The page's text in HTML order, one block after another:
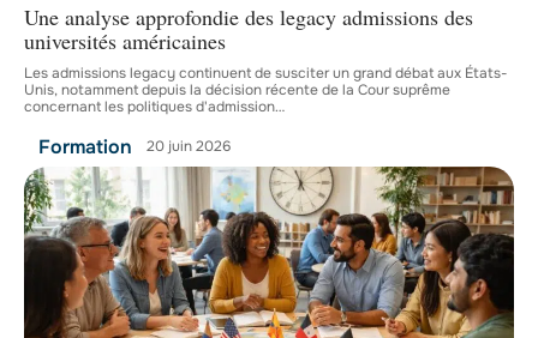
Une analyse approfondie des legacy admissions des
universités américaines
Les admissions legacy continuent de susciter un grand débat aux États-
Unis, notamment depuis la décision récente de la Cour suprême
concernant les politiques d'admission…
Formation 20 juin 2026